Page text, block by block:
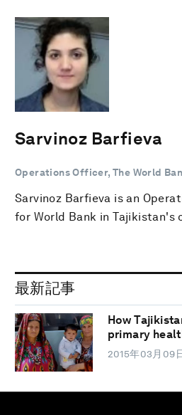
Sarvinoz Barfieva
Operations Officer, The World
Sarvinoz Barfieva is an
for World Bank in Tajikistan's
最新記事
How
primary
2015年03月09